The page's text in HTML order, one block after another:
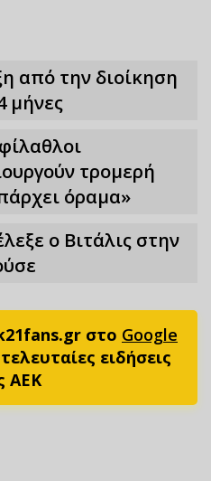
από την διοίκηση
μήνες
τρομερή
όραμα»
ο Βιτάλις στην
στο Google
ειδήσεις
ΑΕΚ